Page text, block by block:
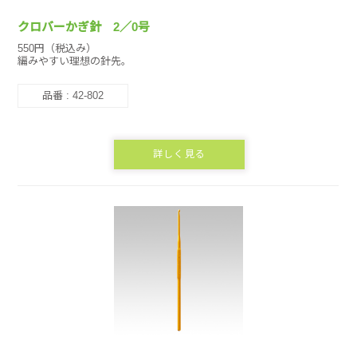
クロバーかぎ針 2／0号
550円（税込み）
編みやすい理想の針先。
品番 : 42-802
詳しく見る